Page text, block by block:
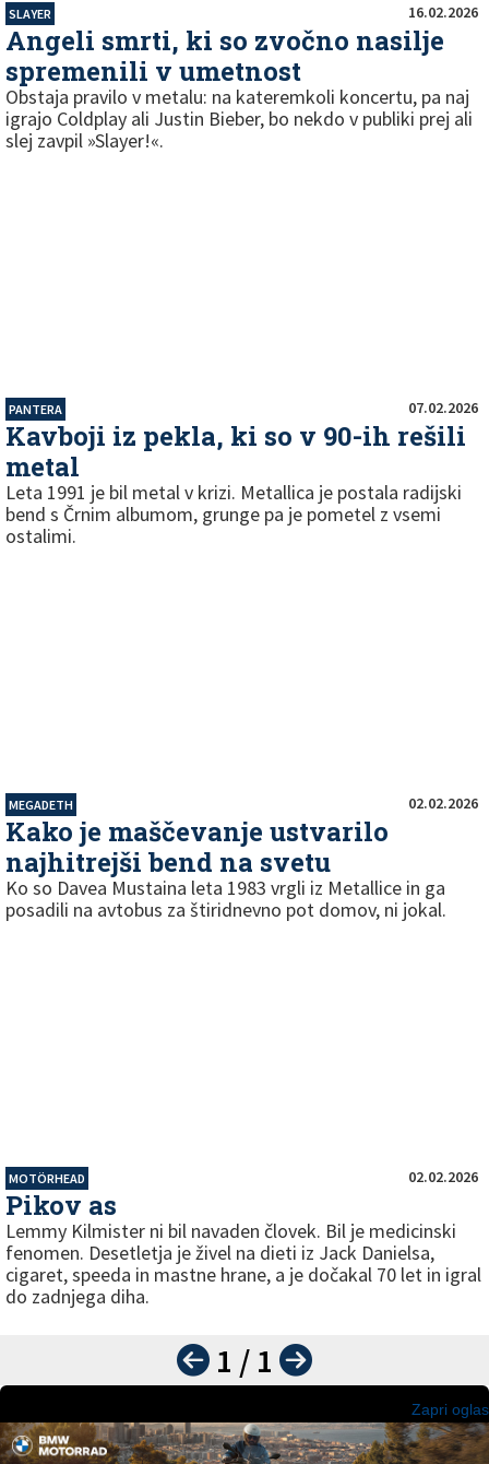
SLAYER 16.02.2026
Angeli smrti, ki so zvočno nasilje
spremenili v umetnost
Obstaja pravilo v metalu: na kateremkoli koncertu, pa naj
igrajo Coldplay ali Justin Bieber, bo nekdo v publiki prej ali
slej zavpil »Slayer!«.
PANTERA 07.02.2026
Kavboji iz pekla, ki so v 90-ih rešili
metal
Leta 1991 je bil metal v krizi. Metallica je postala radijski
bend s Črnim albumom, grunge pa je pometel z vsemi
ostalimi.
MEGADETH 02.02.2026
Kako je maščevanje ustvarilo
najhitrejši bend na svetu
Ko so Davea Mustaina leta 1983 vrgli iz Metallice in ga
posadili na avtobus za štiridnevno pot domov, ni jokal.
MOTÖRHEAD 02.02.2026
Pikov as
Lemmy Kilmister ni bil navaden človek. Bil je medicinski
fenomen. Desetletja je živel na dieti iz Jack Danielsa,
cigaret, speeda in mastne hrane, a je dočakal 70 let in igral
do zadnjega diha.
1 / 1
Zapri oglas